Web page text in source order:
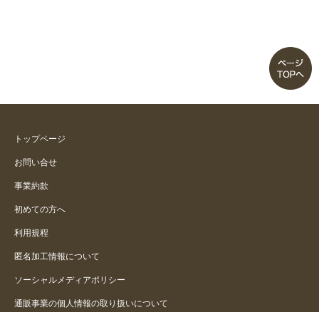
トップページ
お問い合せ
事業約款
初めての方へ
利用規程
匿名加工情報について
ソーシャルメディアポリシー
通販事業の個人情報の取り扱いについて